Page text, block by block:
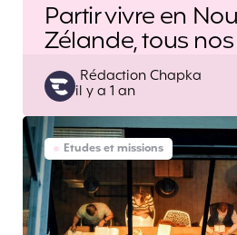
Partir vivre en
Zélande, tous
Posted
by
Rédaction Chapka
il y a 1 an
Etudes et missions